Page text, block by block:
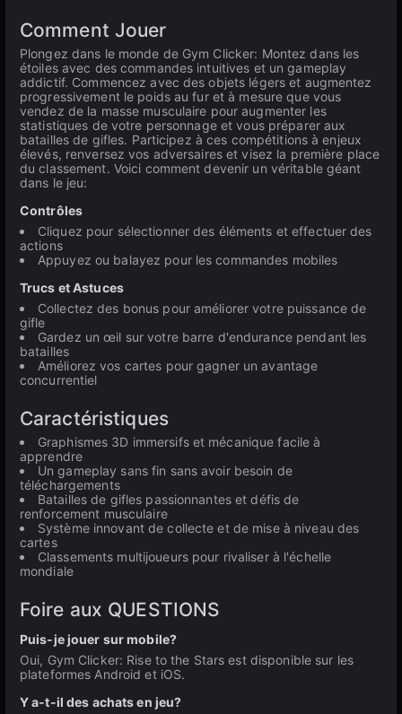
Comment Jouer
Plongez dans le monde de Gym Clicker: Montez dans les
étoiles avec des commandes intuitives et un gameplay
addictif. Commencez avec des objets légers et augmentez
progressivement le poids au fur et à mesure que vous
vendez de la masse musculaire pour augmenter les
statistiques de votre personnage et vous préparer aux
batailles de gifles. Participez à ces compétitions à enjeux
élevés, renversez vos adversaires et visez la première place
du classement. Voici comment devenir un véritable géant
dans le jeu:
Contrôles
Cliquez pour sélectionner des éléments et effectuer des
actions
Appuyez ou balayez pour les commandes mobiles
Trucs et Astuces
Collectez des bonus pour améliorer votre puissance de
gifle
Gardez un œil sur votre barre d'endurance pendant les
batailles
Améliorez vos cartes pour gagner un avantage
concurrentiel
Caractéristiques
Graphismes 3D immersifs et mécanique facile à
apprendre
Un gameplay sans fin sans avoir besoin de
téléchargements
Batailles de gifles passionnantes et défis de
renforcement musculaire
Système innovant de collecte et de mise à niveau des
cartes
Classements multijoueurs pour rivaliser à l'échelle
mondiale
Foire aux QUESTIONS
Puis-je jouer sur mobile?
Oui, Gym Clicker: Rise to the Stars est disponible sur les
plateformes Android et iOS.
Y a-t-il des achats en jeu?